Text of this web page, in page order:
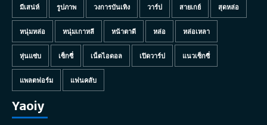
มีเสน่ห์ รูปภาพ วงการบันเทิง วาร์ป สายเกย์ สุดหล่อ
หนุ่มหล่อ หนุ่มเกาหลี หน้าตาดี หล่อ หล่อเหลา
หุ่นแซ่บ เซ็กซี่ เน็ตไอดอล เปิดวาร์ป แนวเซ็กซี่
แพลตฟอร์ม แฟนคลับ
Yaoiy